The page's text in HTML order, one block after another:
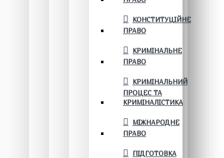
КОНСТИТУЦІЙНЕ
ПРАВО
КРИМІНАЛЬНЕ
ПРАВО
КРИМІНАЛЬНИЙ
ПРОЦЕС ТА
КРИМІНАЛІСТИКА
МІЖНАРОДНЕ
ПРАВО
ПІДГОТОВКА